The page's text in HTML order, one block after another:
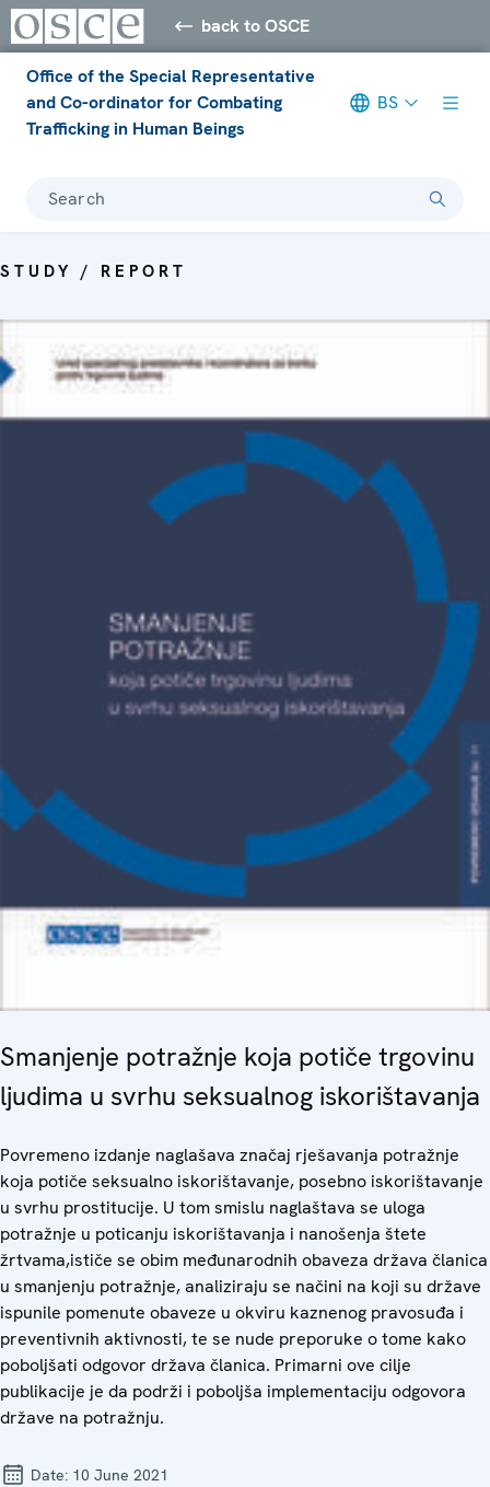
back to OSCE
Office of the Special Representative
and Co-ordinator for Combating
Trafficking in Human Beings
BS
Search
STUDY / REPORT
Smanjenje potražnje koja potiče trgovinu
ljudima u svrhu seksualnog iskorištavanja
Povremeno izdanje naglašava značaj rješavanja potražnje
koja potiče seksualno iskorištavanje, posebno iskorištavanje
u svrhu prostitucije. U tom smislu naglaštava se uloga
potražnje u poticanju iskorištavanja i nanošenja štete
žrtvama,ističe se obim međunarodnih obaveza država članica
u smanjenju potražnje, analiziraju se načini na koji su države
ispunile pomenute obaveze u okviru kaznenog pravosuđa i
preventivnih aktivnosti, te se nude preporuke o tome kako
poboljšati odgovor država članica. Primarni ove cilje
publikacije je da podrži i poboljša implementaciju odgovora
države na potražnju.
Date: 10 June 2021